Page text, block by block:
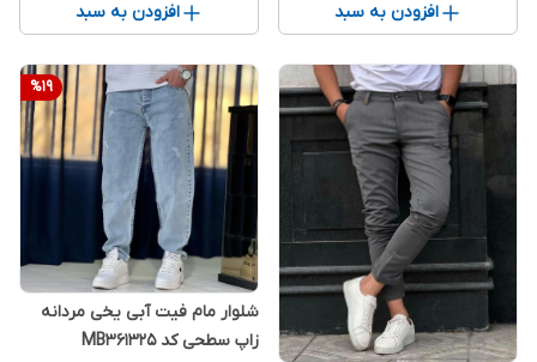
افزودن به سبد افزودن به سبد
%19
شلوار مام فیت آبی یخی مردانه
زاپ سطحی کد MB361325